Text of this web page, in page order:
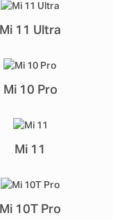
Mi 11 Ultra
Mi 10 Pro
Mi 11
Mi 10T Pro